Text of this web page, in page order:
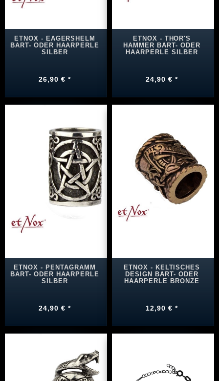
ETNOX - EAGERSHELM
BART- ODER HAARPERLE
SILBER
26,90 € *
ETNOX - THOR'S
HAMMER BART- ODER
HAARPERLE SILBER
24,90 € *
ETNOX - PENTAGRAMM
BART- ODER HAARPERLE
SILBER
24,90 € *
ETNOX - KELTISCHES
DESIGN BART- ODER
HAARPERLE BRONZE
12,90 € *